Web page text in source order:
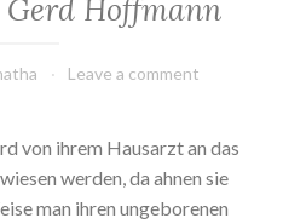
Hoffmann
Leave a comment
von ihrem Hausarzt an das
werden, da ahnen sie
man ihren ungeborenen